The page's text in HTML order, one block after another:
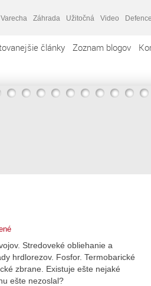
Varecha Záhrada Užitočná Video
články Zoznam blogov
Stredoveké obliehanie a
hrdlorezov. Fosfor. Termobarické
zbrane. Existuje ešte nejaké
ešte nezoslal?